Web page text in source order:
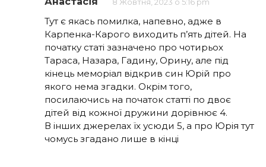
8 Жовтня, 2023 о 5:16 pm
Тут є якась помилка, напевно, адже в
Карпенка-Карого виходить п’ять дітей. На
початку статі зазначено про чотирьох
Тараса, Назара, Гадину, Орину, але під
кінець меморіал відкрив син Юрій про
якого нема згадки. Окрім того,
посилаючись на початок статті по двоє
дітей від кожної дружини дорівнює 4.
В інших джерелах їх усюди 5, а про Юрія тут
чомусь згадано лише в кінці